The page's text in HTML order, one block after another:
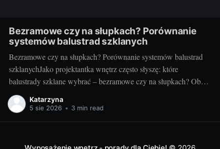
Bezramowe czy na słupkach? Porównanie
systemów balustrad szklanych
Bezramowe czy na słupkach? Porównanie systemów balustrad
szklanychJako projektantka wnętrz często słyszę: które
balustrady szklane wybrać – bezramowe czy na słupkach? Oba
systemy potrafią wyglądać zjawiskowo i podnieść wartość
nieruchomości, ale różnią się konstrukcją, montażem i
Katarzyna
5 sie 2026 • 3 min read